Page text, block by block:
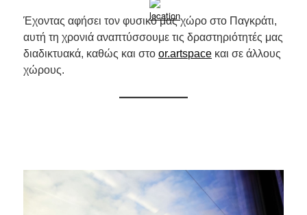
Έχοντας αφήσει τον φυσικό μας χώρο στο Παγκράτι,
αυτή τη χρονιά αναπτύσσουμε τις δραστηριότητές μας
διαδικτυακά, καθώς και στοor.artspace και σε άλλους
χώρους.